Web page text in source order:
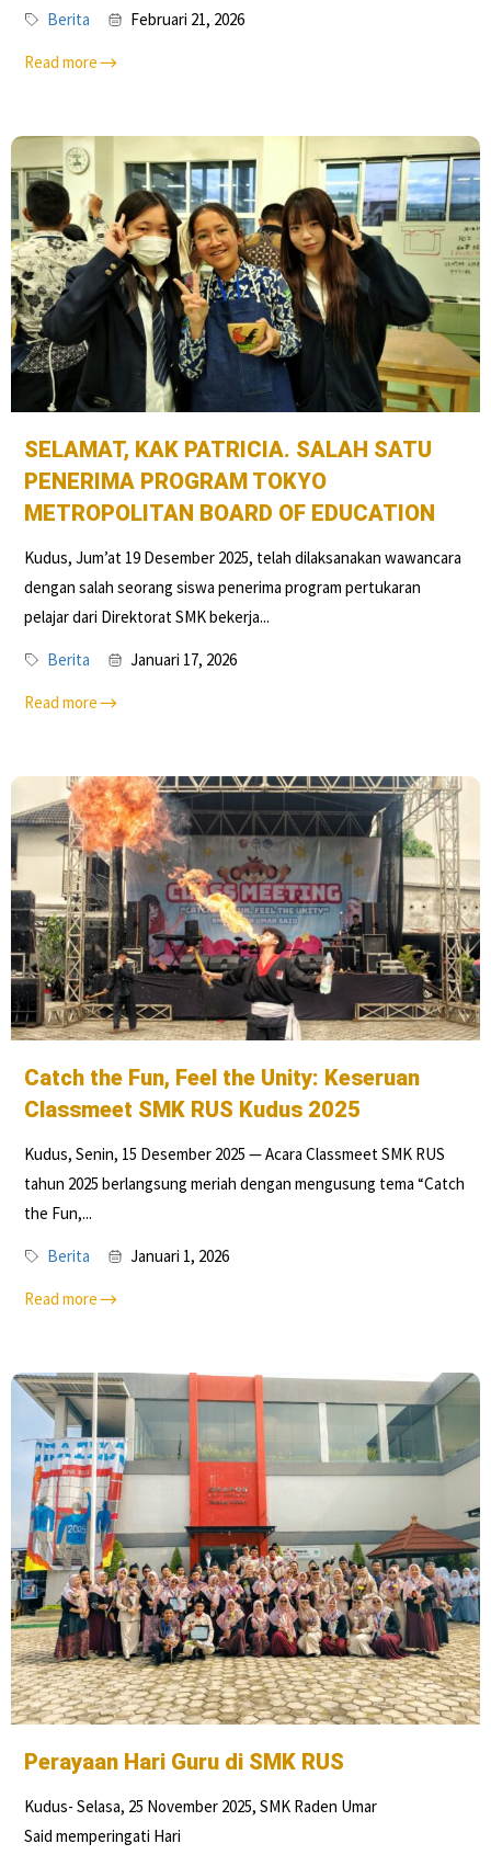
Berita Februari 21, 2026
Read more
SELAMAT, KAK PATRICIA. SALAH SATU
PENERIMA PROGRAM TOKYO
METROPOLITAN BOARD OF EDUCATION
Kudus, Jum’at 19 Desember 2025, telah dilaksanakan wawancara
dengan salah seorang siswa penerima program pertukaran
pelajar dari Direktorat SMK bekerja...
Berita Januari 17, 2026
Read more
Catch the Fun, Feel the Unity: Keseruan
Classmeet SMK RUS Kudus 2025
Kudus, Senin, 15 Desember 2025 — Acara Classmeet SMK RUS
tahun 2025 berlangsung meriah dengan mengusung tema “Catch
the Fun,...
Berita Januari 1, 2026
Read more
Perayaan Hari Guru di SMK RUS
Kudus- Selasa, 25 November 2025, SMK Raden Umar
Said memperingati Hari